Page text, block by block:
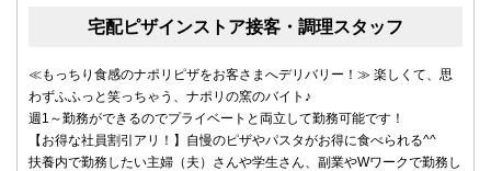
宅配ピザインストア接客・調理スタッフ
≪もっちり食感のナポリピザをお客さまへデリバリー！≫ 楽しくて、思
わずふふっと笑っちゃう、ナポリの窯のバイト♪
週1～勤務ができるのでプライベートと両立して勤務可能です！
【お得な社員割引アリ！】自慢のピザやパスタがお得に食べられる^^
扶養内で勤務したい主婦（夫）さんや学生さん、副業やWワークで勤務し